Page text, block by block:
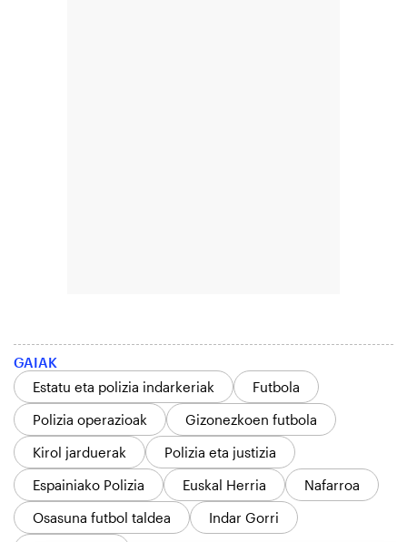
GAIAK
Estatu eta polizia indarkeriak
Futbola
Polizia operazioak
Gizonezkoen futbola
Kirol jarduerak
Polizia eta justizia
Espainiako Polizia
Euskal Herria
Nafarroa
Osasuna futbol taldea
Indar Gorri